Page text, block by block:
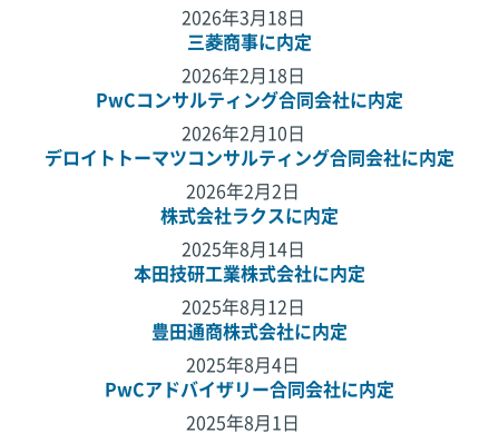
2026年3月18日
三菱商事に内定
2026年2月18日
PwCコンサルティング合同会社に内定
2026年2月10日
デロイトトーマツコンサルティング合同会社に内定
2026年2月2日
株式会社ラクスに内定
2025年8月14日
本田技研工業株式会社に内定
2025年8月12日
豊田通商株式会社に内定
2025年8月4日
PwCアドバイザリー合同会社に内定
2025年8月1日